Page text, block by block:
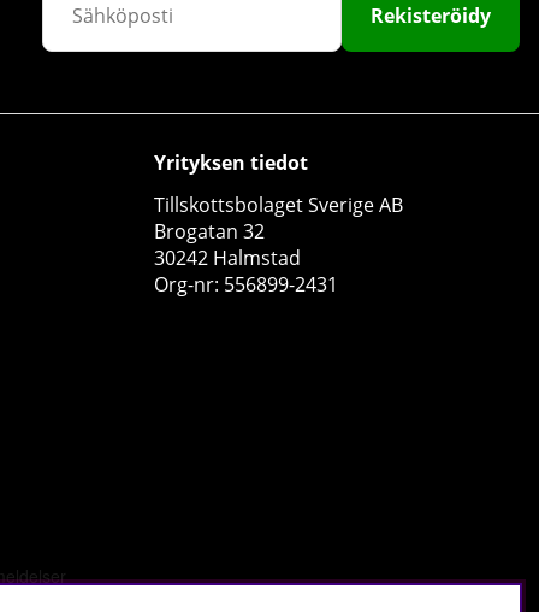
Olimp HMB Mega Caps, 120 caps
Rekisteröidy
Yrityksen tiedot
Tillskottsbolaget Sverige AB
Brogatan 32
30242 Halmstad
Org-nr: 556899-2431